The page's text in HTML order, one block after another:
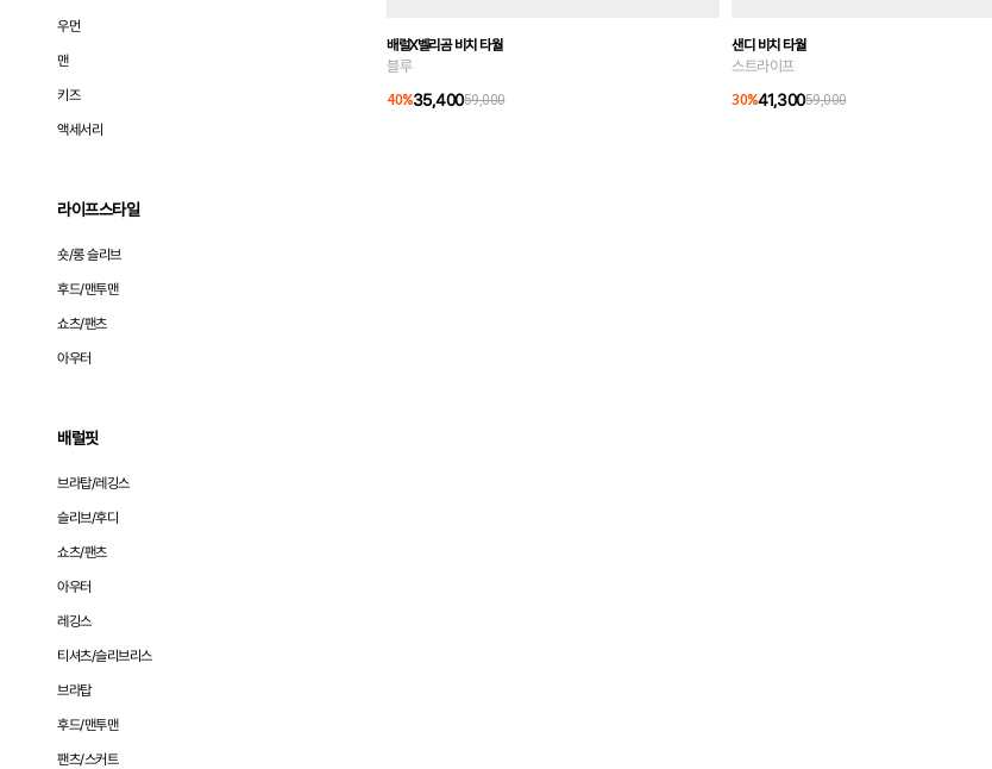
우먼
맨
키즈
액세서리
라이프스타일
숏/롱 슬리브
후드/맨투맨
쇼츠/팬츠
아우터
배럴핏
브라탑/레깅스
슬리브/후디
쇼츠/팬츠
아우터
레깅스
티셔츠/슬리브리스
브라탑
후드/맨투맨
팬츠/스커트
배럴X벨리곰 비치 타월
블루
40%35,40059,000
샌디 비치 타월
스트라이프
30%41,30059,000